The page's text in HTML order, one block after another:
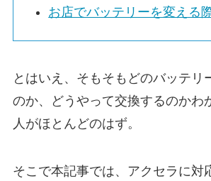
お店でバッテリーを変える
とはいえ、そもそもどのバッテリ
のか、どうやって交換するのかわ
人がほとんどのはず。
そこで本記事では、アクセラに対